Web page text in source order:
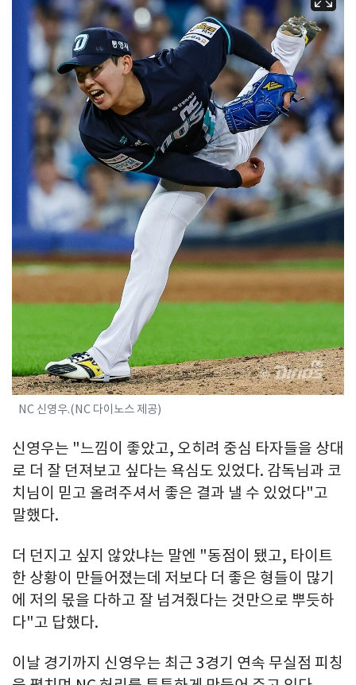
NC 신영우.(NC 다이노스 제공)
신영우는 "느낌이 좋았고, 오히려 중심 타자들을 상대
로 더 잘 던져보고 싶다는 욕심도 있었다. 감독님과 코
치님이 믿고 올려주셔서 좋은 결과 낼 수 있었다"고
말했다.
더 던지고 싶지 않았냐는 말엔 "동점이 됐고, 타이트
한 상황이 만들어졌는데 저보다 더 좋은 형들이 많기
에 저의 몫을 다하고 잘 넘겨줬다는 것만으로 뿌듯하
다"고 답했다.
이날 경기까지 신영우는 최근 3경기 연속 무실점 피칭